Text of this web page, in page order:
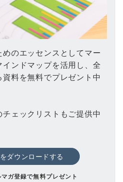
のエッセンスとしてマー
ンドマップを活用し、全
料を無料でプレゼント中
ェックリストもご提供中
ダウンロードする
ガ登録で無料プレゼント